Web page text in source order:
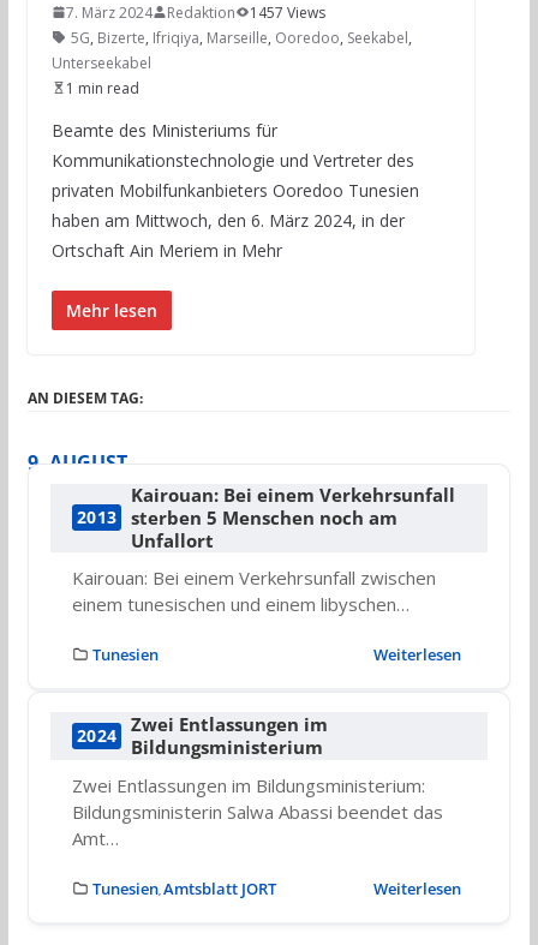
7. März 2024 Redaktion
1457 Views
5G, Bizerte, Ifriqiya, Marseille, Ooredoo, Seekabel,
Unterseekabel
1 min read
Beamte des Ministeriums für
Kommunikationstechnologie und Vertreter des
privaten Mobilfunkanbieters Ooredoo Tunesien
haben am Mittwoch, den 6. März 2024, in der
Ortschaft Ain Meriem in Mehr
Mehr lesen
AN DIESEM TAG:
9. AUGUST
2013
Kairouan: Bei einem Verkehrsunfall
sterben 5 Menschen noch am
Unfallort
Kairouan: Bei einem Verkehrsunfall zwischen
einem tunesischen und einem libyschen…
Tunesien Weiterlesen
2024
Zwei Entlassungen im
Bildungsministerium
Zwei Entlassungen im Bildungsministerium:
Bildungsministerin Salwa Abassi beendet das
Amt…
Tunesien, Amtsblatt JORT Weiterlesen